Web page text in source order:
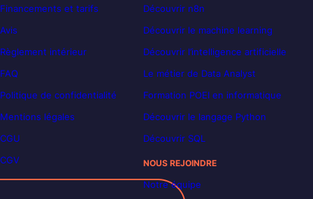
Financements et tarifs
Avis
Règlement intérieur
FAQ
Politique de confidentialité
Mentions légales
CGU
CGV
Découvrir n8n
Découvrir le machine learning
Découvrir l’intelligence artificielle
Le métier de Data Analyst
Formation POEI en informatique
Découvrir le langage Python
Découvrir SQL
NOUS REJOINDRE
Notre équipe